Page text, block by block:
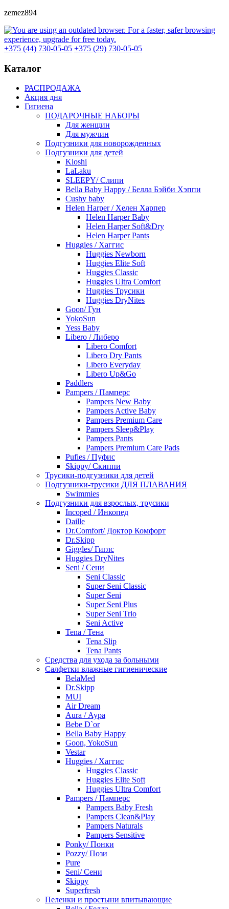
zemez894
+375 (44) 730-05-05 +375 (29) 730-05-05
Каталог
РАСПРОДАЖА
Акция дня
Гигиена
ПОДАРОЧНЫЕ НАБОРЫ
Для женщин
Для мужчин
Подгузники для новорожденных
Подгузники для детей
Kioshi
LaLaku
SLEEPY/ Слипи
Bella Baby Happy / Белла Бэйби Хэппи
Cushy baby
Helen Harper / Хелен Харпер
Helen Harper Baby
Helen Harper Soft&Dry
Helen Harper Pants
Huggies / Хаггис
Huggies Newborn
Huggies Elite Soft
Huggies Classic
Huggies Ultra Comfort
Huggies Трусики
Huggies DryNites
Goon/ Гун
YokoSun
Yess Baby
Libero / Либеро
Libero Comfort
Libero Dry Pants
Libero Everyday
Libero Up&Go
Paddlers
Pampers / Памперс
Pampers New Baby
Pampers Active Baby
Pampers Premium Care
Pampers Sleep&Play
Pampers Pants
Pampers Premium Care Pads
Pufies / Пуфис
Skippy/ Скиппи
Трусики-подгузники для детей
Подгузники-трусики ДЛЯ ПЛАВАНИЯ
Swimmies
Подгузники для взрослых, трусики
Incoped / Инкопед
Daille
Dr.Comfort/ Доктор Комфорт
Dr.Skipp
Giggles/ Гиглс
Huggies DryNites
Seni / Сени
Seni Classic
Super Seni Classic
Super Seni
Super Seni Plus
Super Seni Trio
Seni Active
Tena / Тена
Tena Slip
Tena Pants
Средства для ухода за больными
Салфетки влажные гигиенические
BelaMed
Dr.Skipp
MUI
Air Dream
Aura / Аура
Bebe D`or
Bella Baby Happy
Goon, YokoSun
Vestar
Huggies / Хаггис
Huggies Classic
Huggies Elite Soft
Huggies Ultra Comfort
Pampers / Памперс
Pampers Baby Fresh
Pampers Clean&Play
Pampers Naturals
Pampers Sensitive
Ponky/ Понки
Pozzy/ Пози
Pure
Seni/ Сени
Skippy
Superfresh
Пеленки и простыни впитывающие